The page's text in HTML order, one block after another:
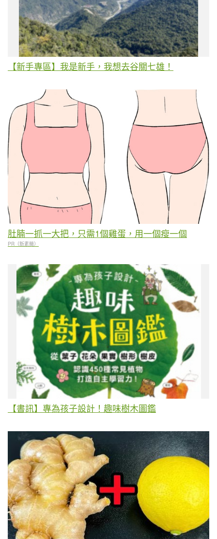
【新手專區】我是新手，我想去谷關七雄！
肚腩一抓一大把，只需1個雞蛋，用一個瘦一個
PR（新素簡）
【書訊】專為孩子設計！趣味樹木圖鑑